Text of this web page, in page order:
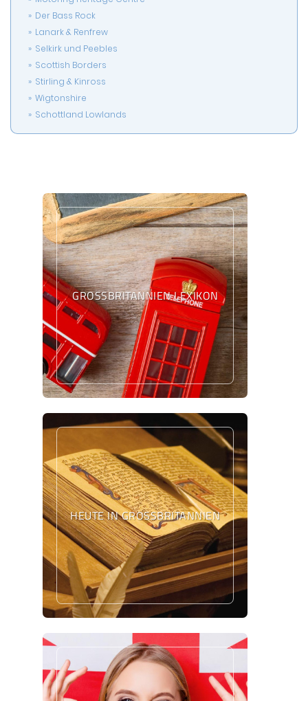
Der Bass Rock
Lanark & Renfrew
Selkirk und Peebles
Scottish Borders
Stirling & Kinross
Wigtonshire
Schottland Lowlands
GROSSBRITANNIEN LEXIKON
HEUTE IN GROSSBRITANNIEN